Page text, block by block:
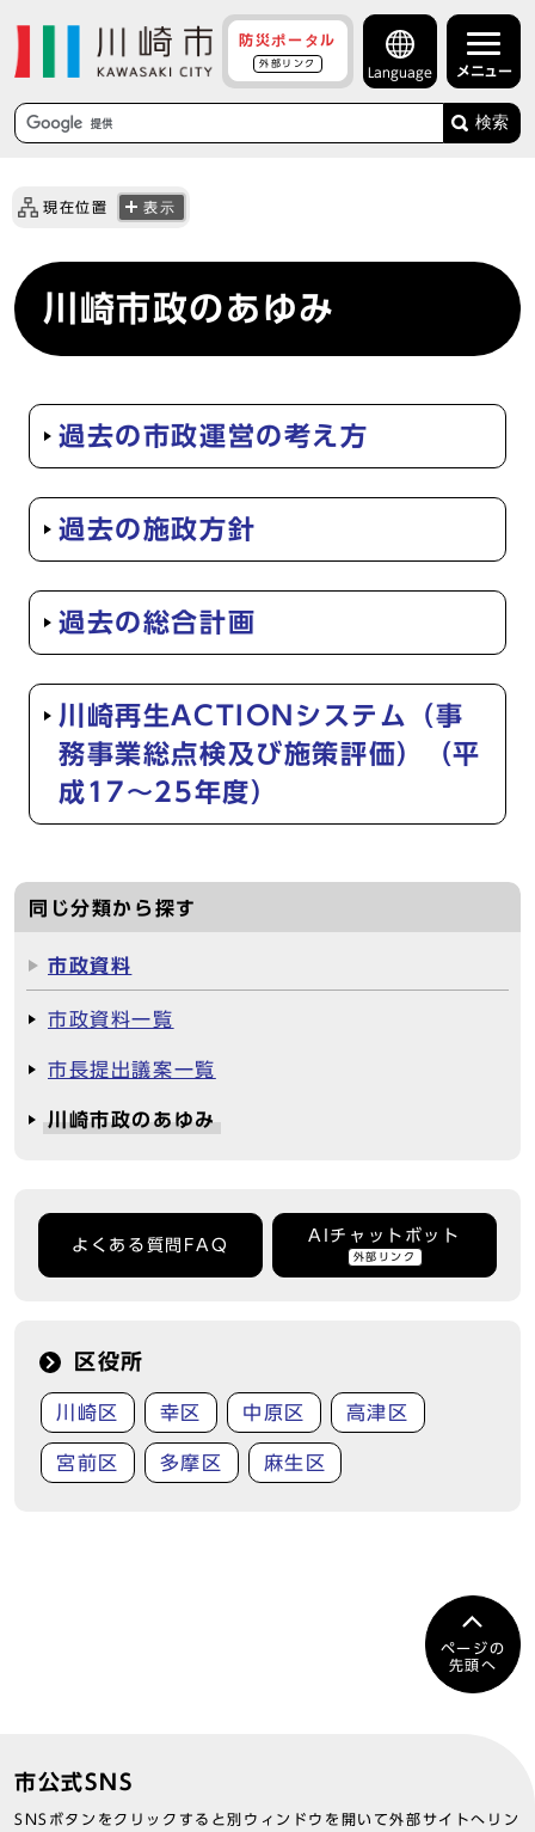
防災ポータル
外部リンク
Language メニュー
検索
現在位置 表示
川崎市政のあゆみ
過去の市政運営の考え方
過去の施政方針
過去の総合計画
川崎再生ACTIONシステム（事
務事業総点検及び施策評価）（平
成17～25年度）
同じ分類から探す
市政資料
市政資料一覧
市長提出議案一覧
川崎市政のあゆみ
よくある質問FAQ
AIチャットボット
外部リンク
区役所
川崎区 幸区 中原区 高津区
宮前区 多摩区 麻生区
ページの
先頭へ
市公式SNS
SNSボタンをクリックすると別ウィンドウを開いて外部サイトへリン